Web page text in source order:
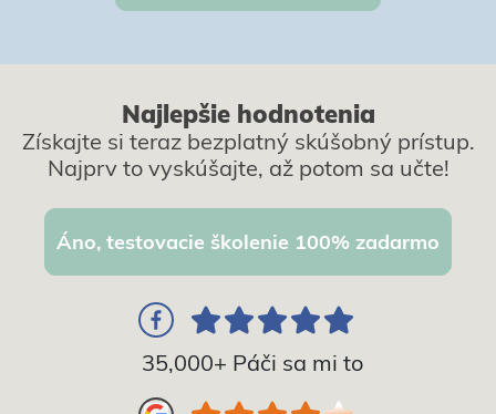
Najlepšie hodnotenia
Získajte si teraz bezplatný skúšobný prístup.
Najprv to vyskúšajte, až potom sa učte!
Áno, testovacie školenie 100% zadarmo
35,000+ Páči sa mi to